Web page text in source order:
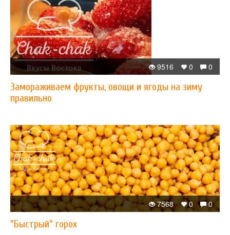
0
0
9516
Замораживаем фрукты, овощи и ягоды на зиму
правильно
0
0
7568
"Быстрый" горох